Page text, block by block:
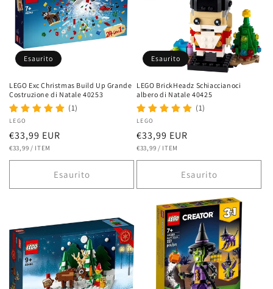
Esaurito
LEGO Exc Christmas Build Up Grande
Costruzione di Natale 40253
(1)
Fornitore:
LEGO
Prezzo
di
listino
€33,99 EUR
PREZZO
€33,99 / PER
ITEM
Esaurito
Esaurito
LEGO BrickHeadz Schiaccianoci
albero di Natale 40425
(1)
Fornitore:
LEGO
Prezzo
di
listino
€33,99 EUR
PREZZO
€33,99 / PER
ITEM
Esaurito